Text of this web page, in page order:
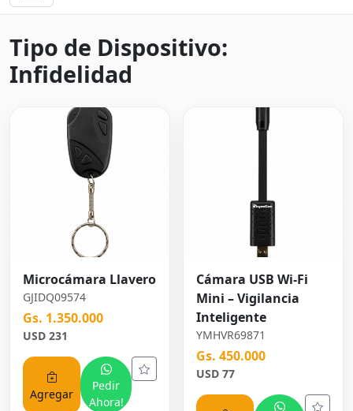
Tipo de Dispositivo:
Infidelidad
Microcámara Llavero
GJIDQ09574
Gs. 1.350.000
USD 231
Agregar
Pedir
Ahora!
Cámara USB Wi-Fi
Mini – Vigilancia
Inteligente
YMHVR69871
Gs. 450.000
USD 77